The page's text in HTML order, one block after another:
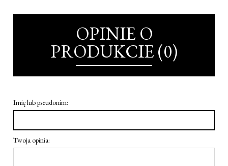
OPINIE O
PRODUKCIE (0)
Imię lub pseudonim:
Twoja opinia: